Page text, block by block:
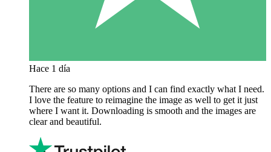
Hace 1 día
There are so many options and I can find exactly what I need.
I love the feature to reimagine the image as well to get it just
where I want it. Downloading is smooth and the images are
clear and beautiful.